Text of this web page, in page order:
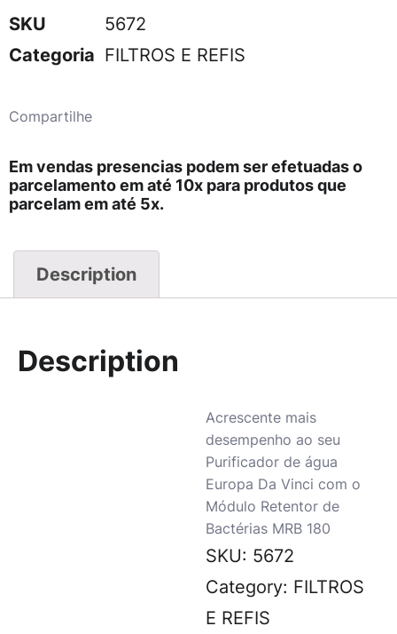
SKU
5672
Categoria FILTROS E REFIS
Compartilhe
Em vendas presencias podem ser efetuadas o
parcelamento em até 10x para produtos que
parcelam em até 5x.
Description
Description
Acrescente mais
desempenho ao seu
Purificador de água
Europa Da Vinci com o
Módulo Retentor de
Bactérias MRB 180
SKU: 5672
Category: FILTROS
E REFIS